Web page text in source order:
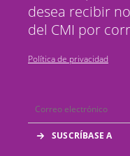
desea recibir
del CMI por
Política de privacidad